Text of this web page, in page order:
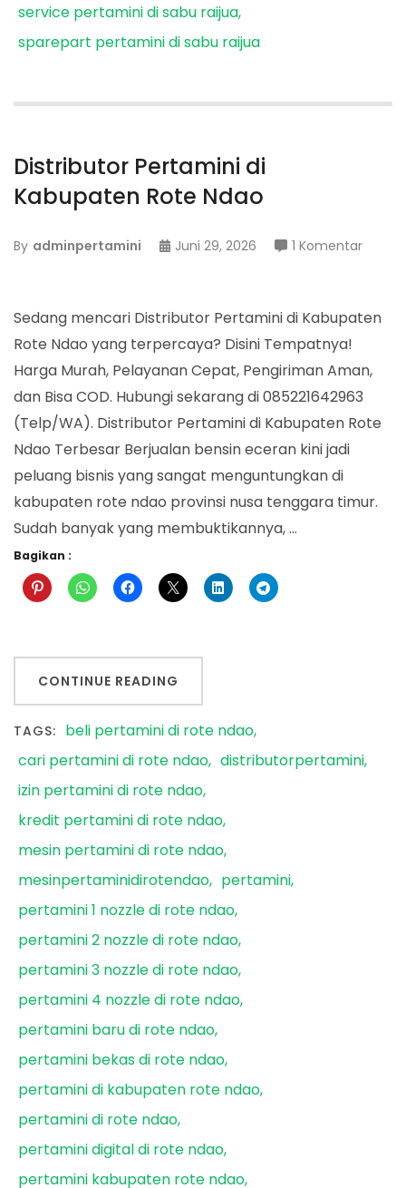
service pertamini di sabu raijua
sparepart pertamini di sabu raijua
Distributor Pertamini di
Kabupaten Rote Ndao
By adminpertamini Juni 29, 2026 1 Komentarpada
di
Sedang mencari Distributor Pertamini di Kabupaten
Rote Ndao yang terpercaya? Disini Tempatnya!
Harga Murah, Pelayanan Cepat, Pengiriman Aman,
dan Bisa COD. Hubungi sekarang di 085221642963
(Telp/WA). Distributor Pertamini di Kabupaten Rote
Ndao Terbesar Berjualan bensin eceran kini jadi
peluang bisnis yang sangat menguntungkan di
kabupaten rote ndao provinsi nusa tenggara timur.
Sudah banyak yang membuktikannya, …
Bagikan :
CONTINUE READING
TAGS: beli pertamini di rote ndao
cari pertamini di rote ndao distributorpertamini
izin pertamini di rote ndao
kredit pertamini di rote ndao
mesin pertamini di rote ndao
mesinpertaminidirotendao
pertamini
pertamini 1 nozzle di rote ndao
pertamini 2 nozzle di rote ndao
pertamini 3 nozzle di rote ndao
pertamini 4 nozzle di rote ndao
pertamini baru di rote ndao
pertamini bekas di rote ndao
pertamini di kabupaten rote ndao
pertamini di rote ndao
pertamini digital di rote ndao
pertamini kabupaten rote ndao